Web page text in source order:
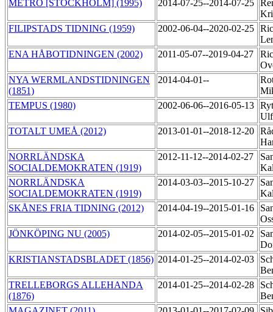
METRO [STOCKHOLM] (1995)
2014-07-25--2014-07-25
FILIPSTADS TIDNING (1959)
2002-06-04--2020-02-25
ENA HÅBOTIDNINGEN (2002)
2011-05-07--2019-04-27
NYA WERMLANDSTIDNINGEN
(1851)
2014-04-01--
TEMPUS (1980)
2002-06-06--2016-05-13
TOTALT UMEÅ (2012)
2013-01-01--2018-12-20
NORRLÄNDSKA
SOCIALDEMOKRATEN (1919)
2012-11-12--2014-02-27
NORRLÄNDSKA
SOCIALDEMOKRATEN (1919)
2014-03-03--2015-10-27
SKÅNES FRIA TIDNING (2012)
2014-04-19--2015-01-16
JÖNKÖPING NU (2005)
2014-02-05--2015-01-02
KRISTIANSTADSBLADET (1856) 2014-01-25--2014-02-03
TRELLEBORGS ALLEHANDA
(1876)
2014-01-25--2014-02-28